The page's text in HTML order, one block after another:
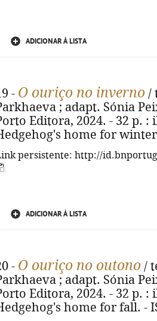
ADICIONAR À LISTA
- O ouriço no inverno /
; adapt. Sónia
Editora, 2024. - 32 p. :
home for
persistente: http://
ADICIONAR À LISTA
- O ouriço no outono /
; adapt. Sónia
Editora, 2024. - 32 p. :
home for fall. -